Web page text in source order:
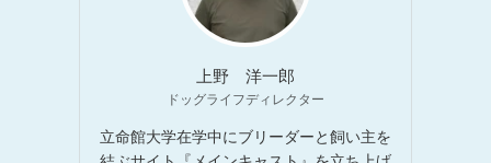
上野 洋一郎
ドッグライフディレクター
立命館大学在学中にブリーダーと飼い主を